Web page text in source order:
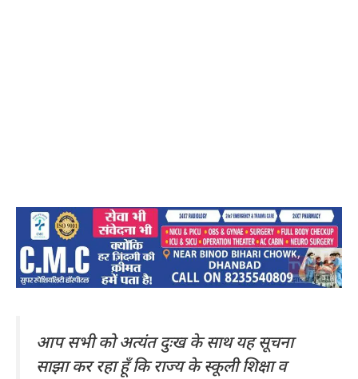
आप सभी को अत्यंत दुःख के साथ यह सूचना
साझा कर रहा हूँ कि राज्य के स्कूली शिक्षा व